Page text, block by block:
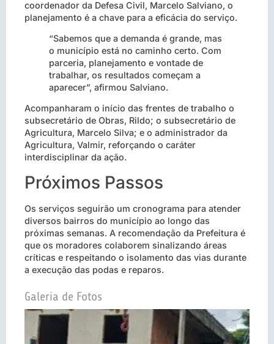
coordenador da Defesa Civil, Marcelo Salviano, o
planejamento é a chave para a eficácia do serviço.
“Sabemos que a demanda é grande, mas
o município está no caminho certo. Com
parceria, planejamento e vontade de
trabalhar, os resultados começam a
aparecer”, afirmou Salviano.
Acompanharam o início das frentes de trabalho o
subsecretário de Obras, Rildo; o subsecretário de
Agricultura, Marcelo Silva; e o administrador da
Agricultura, Valmir, reforçando o caráter
interdisciplinar da ação.
Próximos Passos
Os serviços seguirão um cronograma para atender
diversos bairros do município ao longo das
próximas semanas. A recomendação da Prefeitura é
que os moradores colaborem sinalizando áreas
críticas e respeitando o isolamento das vias durante
a execução das podas e reparos.
Galeria de Fotos